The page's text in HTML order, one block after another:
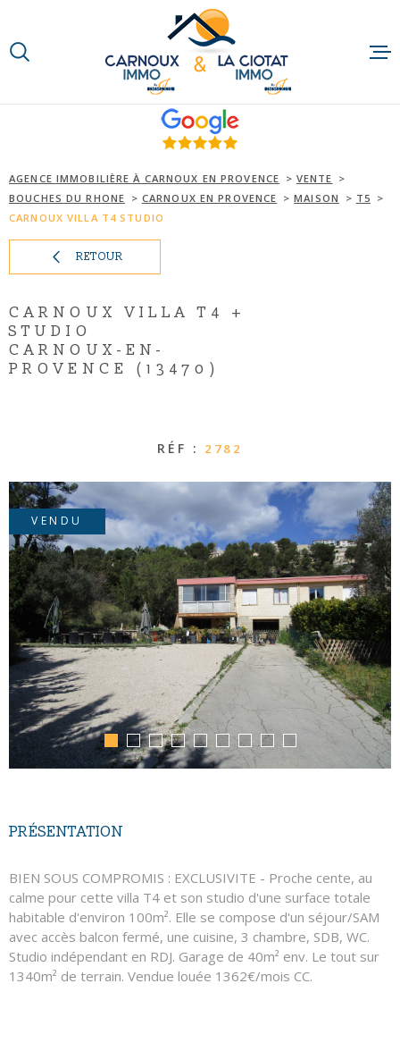
menu
contenu
AGENCE IMMOBILIÈRE À CARNOUX EN PROVENCE
VENTE
BOUCHES DU RHONE
CARNOUX EN PROVENCE MAISON
T5
CARNOUX VILLA T4 STUDIO
RETOUR
CARNOUX VILLA T4 +
STUDIO
CARNOUX-EN-
PROVENCE (13470)
RÉF : 2782
VENDU
PRÉSENTATION
BIEN SOUS COMPROMIS : EXCLUSIVITE - Proche cente, au
calme pour cette villa T4 et son studio d'une surface totale
habitable d'environ 100m². Elle se compose d'un séjour/SAM
avec accès balcon fermé, une cuisine, 3 chambre, SDB, WC.
Studio indépendant en RDJ. Garage de 40m² env. Le tout sur
1340m² de terrain. Vendue louée 1362€/mois CC.
VOTRE
RECHERCHE
TYPE
TYPE
Budget